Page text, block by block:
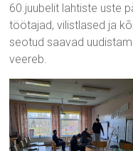
60.juubelit lahtiste uste
töötajad, vilistlased ja
seotud saavad
veereb.